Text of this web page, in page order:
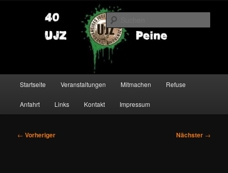
UJZ Peine
Startseite Veranstaltungen Mitmachen Refuse
Anfahrt Links Kontakt Impressum
Beitragsnavigation
← Vorheriger Nächster →